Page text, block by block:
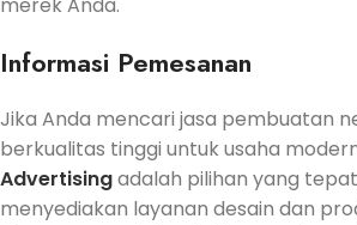
Informasi Pemesanan
Jika Anda mencari jasa pembuatan
berkualitas tinggi untuk usaha
Advertisingadalah pilihan yang
menyediakan layanan desain dan